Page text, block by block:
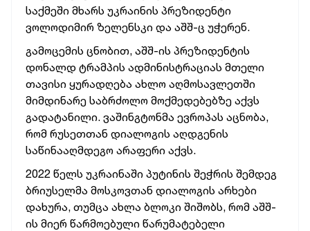
საქმეში მხარს უკრაინის პრეზიდენტი
ვოლოდიმირ ზელენსკი და აშშ-ც უჭერენ.
გამოცემის ცნობით, აშშ-ის პრეზიდენტის
დონალდ ტრამპის ადმინისტრაციას მთელი
თავისი ყურადღება ახლო აღმოსავლეთში
მიმდინარე საბრძოლო მოქმედებებზე აქვს
გადატანილი. ვაშინგტონმა ევროპას აცნობა,
რომ რუსეთთან დიალოგის აღდგენის
საწინააღმდეგო არაფერი აქვს.
2022 წელს უკრაინაში პუტინის შეჭრის შემდეგ
ბრიუსელმა მოსკოვთან დიალოგის არხები
დახურა, თუმცა ახლა ბლოკი შიშობს, რომ აშშ-
ის მიერ წარმოებული წარუმატებელი